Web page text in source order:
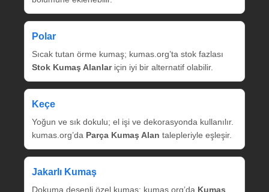
Polar
Sıcak tutan örme kumaş; kumas.org’ta stok fazlası
Stok Kumaş Alanlariçin iyi bir alternatif olabilir.
Keçe
Yoğun ve sık dokulu; el işi ve dekorasyonda kullanılır.
kumas.org’da Parça Kumaş Alan talepleriyle eşleşir.
Jakarlı Kumaş
Dokuma desenli özel kumaş; kumas.org’da Kumaş